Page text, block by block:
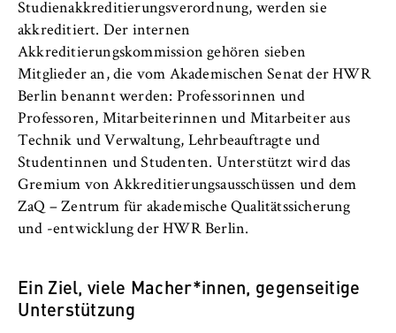
Studienakkreditierungsverordnung, werden sie
akkreditiert. Der internen
Akkreditierungskommission gehören sieben
Mitglieder an, die vom Akademischen Senat der HWR
Berlin benannt werden: Professorinnen und
Professoren, Mitarbeiterinnen und Mitarbeiter aus
Technik und Verwaltung, Lehrbeauftragte und
Studentinnen und Studenten. Unterstützt wird das
Gremium von Akkreditierungsausschüssen und dem
ZaQ – Zentrum für akademische Qualitätssicherung
und -entwicklung der HWR Berlin.
Ein Ziel, viele Macher*innen, gegenseitige
Unterstützung
STATISTIK
Matomo
Name:
_pk_id, _pk_ses, _pk_ref
Anbieter:
Matomo
Zweck:
Ermöglicht die anonyme Analyse Ihres
Nutzerverhaltens auf unserer Website, um
Hierzu werden Cookies gesetzt, die uns
helfen zu verstehen, welche Seiten am
häufigsten besucht werden.